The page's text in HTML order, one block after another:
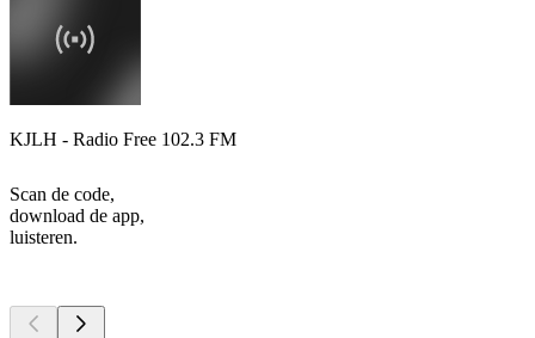
KJLH - Radio Free 102.3 FM
Scan de code,
download de app,
luisteren.